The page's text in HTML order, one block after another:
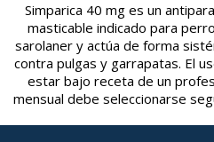
Simparica 40 mg es un
masticable indicado para
sarolaner y actúa de forma
contra pulgas y garrapatas. El
estar bajo receta de un
mensual debe seleccionarse